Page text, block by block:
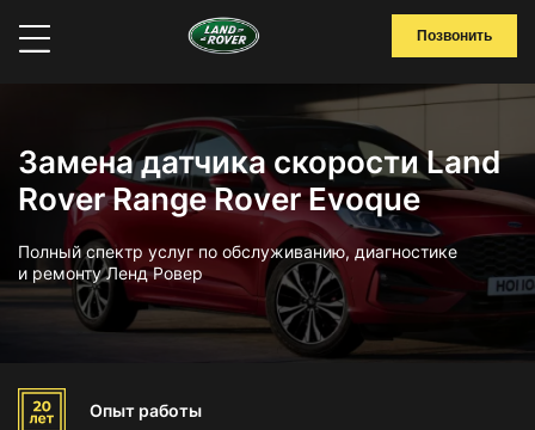
Позвонить
Замена датчика скорости Land
Rover Range Rover Evoque
Полный спектр услуг по обслуживанию, диагностике
и ремонту Ленд Ровер
Опыт работы